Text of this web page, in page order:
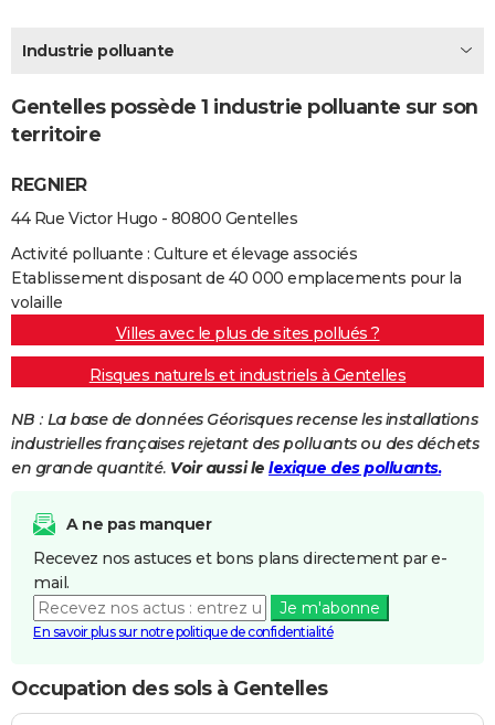
BONS PLANS
Dictionnaire
Biographies
Citations
Expressions
Proverbes
PROGRAMME TV
COPAINS D'AVANT
Avis de recherche
AVIS DE DÉCÈS
FORUM
Bricolage
Lifestyle
Culture
Sport
Auto
Television
Voyage
Cinema
Industrie polluante
Gentelles possède 1 industrie polluante sur son
territoire
REGNIER
44 Rue Victor Hugo - 80800 Gentelles
Activité polluante : Culture et élevage associés
Etablissement disposant de 40 000 emplacements pour la
volaille
Villes avec le plus de sites pollués ?
Risques naturels et industriels à Gentelles
NB : La base de données Géorisques recense les installations
industrielles françaises rejetant des polluants ou des déchets
en grande quantité. Voir aussi le lexique des polluants.
A ne pas manquer
Recevez nos astuces et bons plans directement par e-
mail.
Je m'abonne
En savoir plus sur notre politique de confidentialité
Occupation des sols à Gentelles